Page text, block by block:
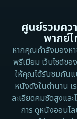
1983
1962
ศูนย์รวมคว
พากย์
หากคุณกำลังมองห
พรีเมียม เว็บไซต์ข
ให้คุณได้รับชมกันแ
หนังดังในตำนาน เ
ละเอียดคมชัดสูงแล
การ ดูหนังออนไ